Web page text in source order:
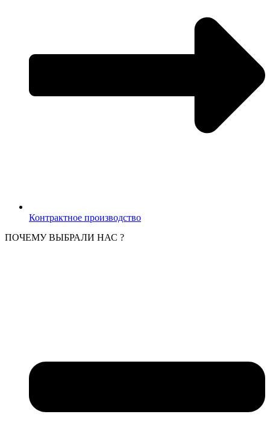
Контрактное производство
ПОЧЕМУ ВЫБРАЛИ НАС ?